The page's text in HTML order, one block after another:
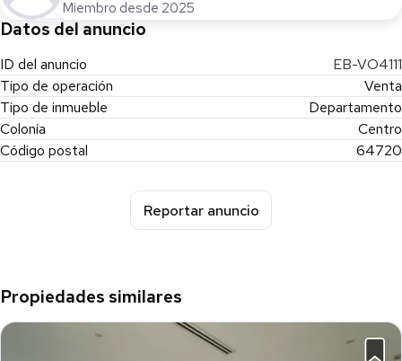
Miembro desde 2025
Datos del anuncio
ID del anuncio
EB-VO4111
Tipo de operación
Venta
Tipo de inmueble
Departamento
Colonia
Centro
Código postal
64720
Reportar anuncio
Propiedades similares